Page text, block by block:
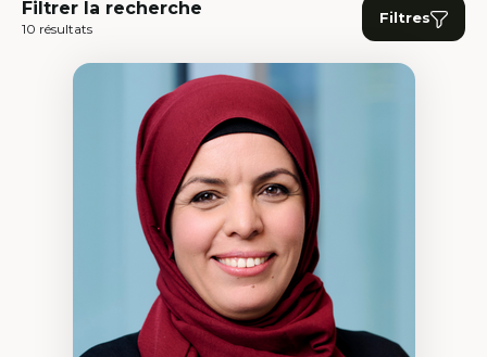
Filtrer la recherche
10 résultats
Filtres